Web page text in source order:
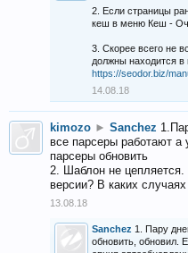
2. Если страницы
кеш в меню Кеш -
3. Скорее всего не
должны находится в
https://seodor.biz/
14.08.18
kimozo ► Sanchez
все парсеры работают а
парсеры обновить
2. Шаблон не
версии? В каких
13.08.18
Sanchez 1. Пару
обновить, обновил.